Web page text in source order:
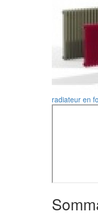
radiateur en